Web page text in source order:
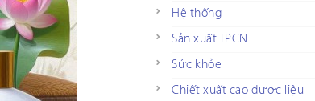
Hệ thống
Sản xuất TPCN
Sức khỏe
Chiết xuất cao dược liệu